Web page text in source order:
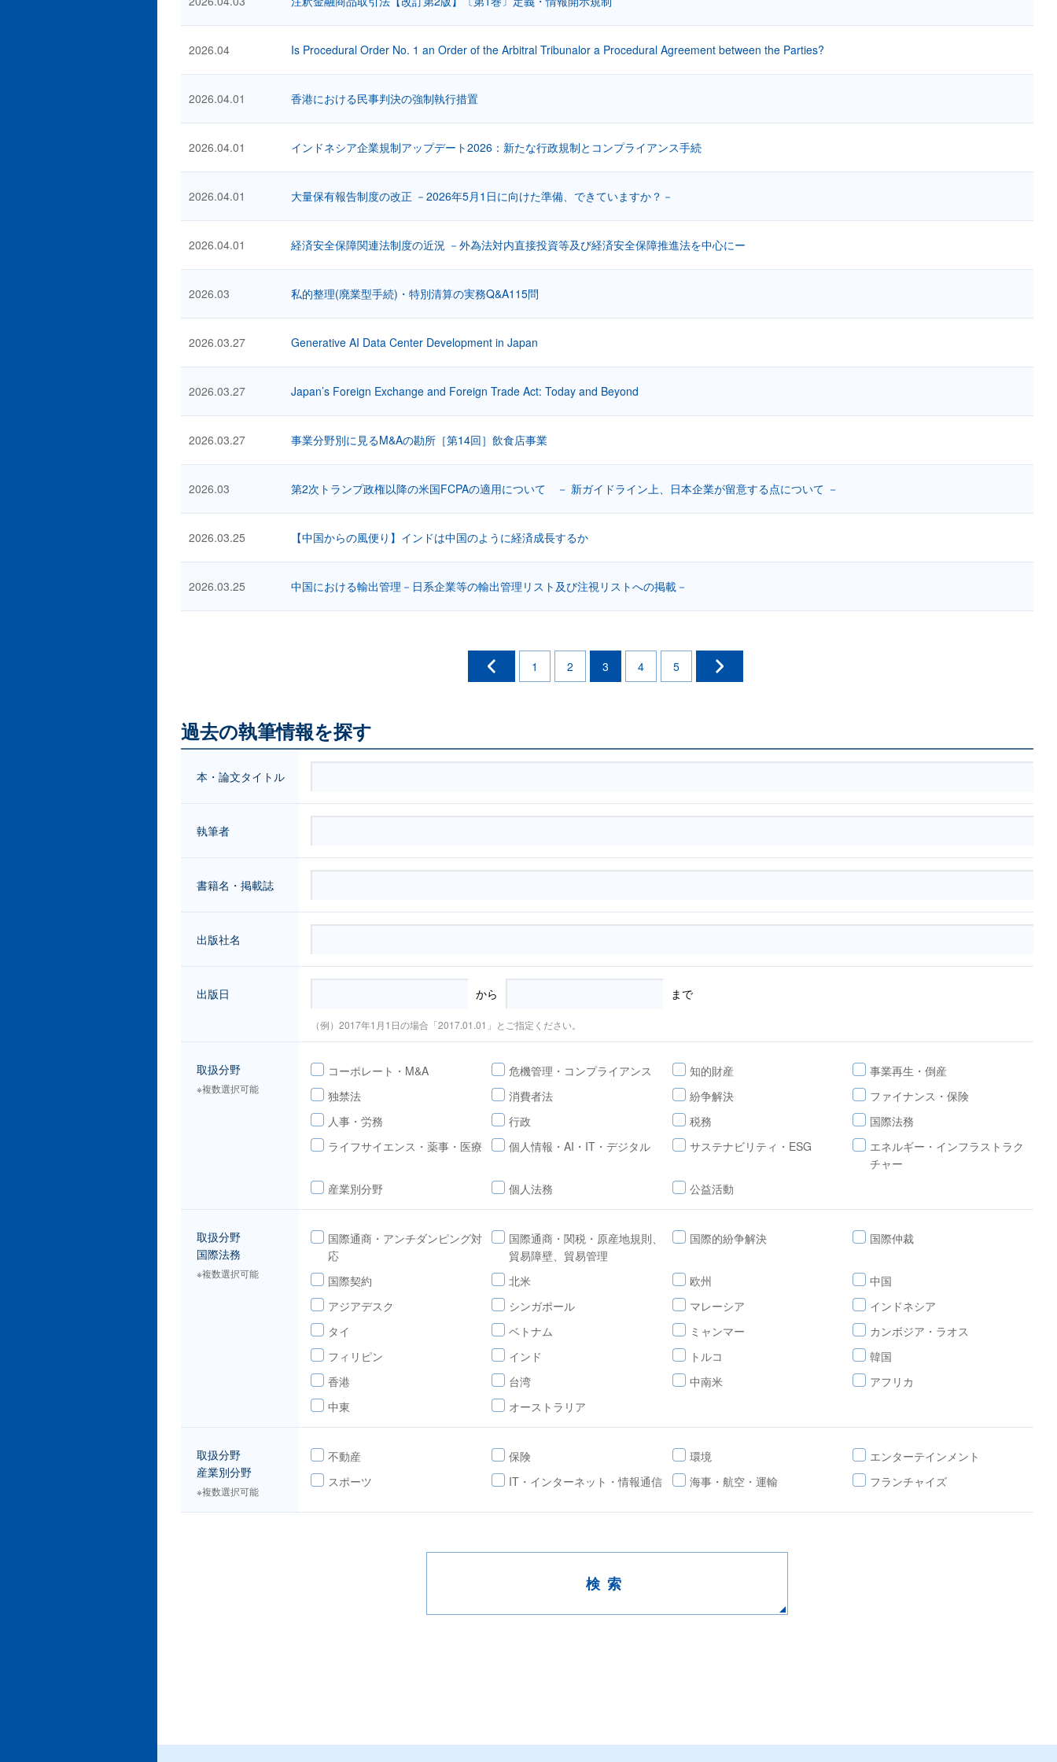
2026.04 Is Procedural Order No. 1 an Order of the Arbitral Tribunalor a Procedural Agreement between the Parties?
2026.04.01 香港における民事判決の強制執行措置
2026.04.01 インドネシア企業規制アップデート2026：新たな行政規制とコンプライアンス手続
2026.04.01 大量保有報告制度の改正 －2026年5月1日に向けた準備、できていますか？－
2026.04.01 経済安全保障関連法制度の近況 －外為法対内直接投資等及び経済安全保障推進法を中心にー
2026.03 私的整理(廃業型手続)・特別清算の実務Q&A115問
2026.03.27 Generative AI Data Center Development in Japan
2026.03.27 Japan’s Foreign Exchange and Foreign Trade Act: Today and Beyond
2026.03.27 事業分野別に見るM&Aの勘所［第14回］飲食店事業
2026.03 第2次トランプ政権以降の米国FCPAの適用について － 新ガイドライン上、日本企業が留意する点について －
2026.03.25 【中国からの風便り】インドは中国のように経済成長するか
2026.03.25 中国における輸出管理－日系企業等の輸出管理リスト及び注視リストへの掲載－
1 2 3 4 5
過去の執筆情報を探す
本・論文タイトル
執筆者
書籍名・掲載誌
出版社名
出版日 から まで
（例）2017年1月1日の場合「2017.01.01」とご指定ください。
取扱分野
※複数選択可能
コーポレート・M&A 危機管理・コンプライアンス 知的財産
事業再生・倒産
独禁法
消費者法 紛争解決
ファイナンス・保険
人事・労務
行政 税務
国際法務
ライフサイエンス・薬事・医療
個人情報・AI・IT・デジタル サステナビリティ・ESG
エネルギー・インフラストラク
チャー
産業別分野
個人法務 公益活動
取扱分野
国際法務
※複数選択可能
国際通商・アンチダンピング対
応
国際通商・関税・原産地規則、
貿易障壁、貿易管理
国際的紛争解決 国際仲裁
国際契約 北米 欧州
中国
アジアデスク
シンガポール マレーシア
インドネシア
タイ
ベトナム ミャンマー
カンボジア・ラオス
フィリピン
インド トルコ
韓国
香港
台湾 中南米
アフリカ
中東
オーストラリア
取扱分野
産業別分野
※複数選択可能
不動産 保険 環境
エンターテインメント
スポーツ
IT・インターネット・情報通信 海事・航空・運輸 フランチャイズ
検索